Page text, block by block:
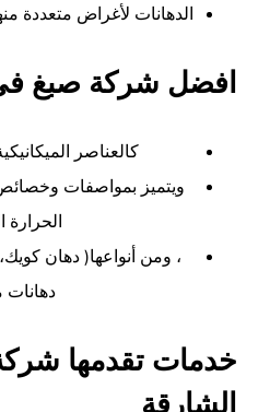
الدهانات لأغراض متعددة
افضل شركة صبغ
كالعناصر
ويتميز بمواصفات
الحرارة
، ومن أنواعها( دهان
دهانات
خدمات تقدمها
الشارقة